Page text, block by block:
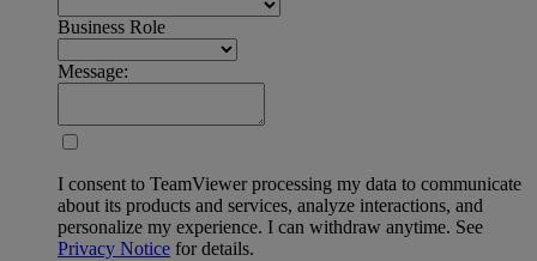
Business Role
Message:
I consent to TeamViewer processing my data to communicate
about its products and services, analyze interactions, and
personalize my experience. I can withdraw anytime. See
Privacy Notice for details.